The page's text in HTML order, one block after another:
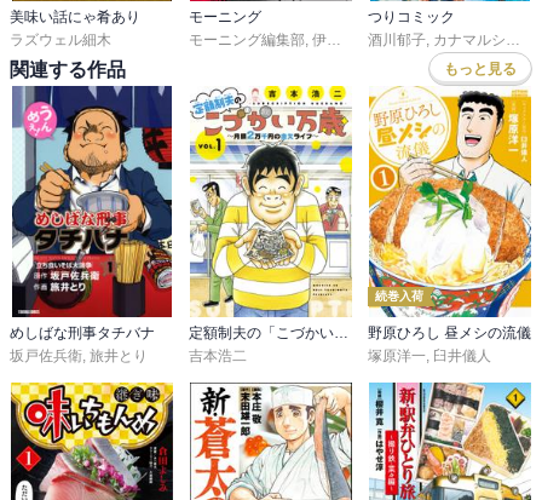
美味い話にゃ肴あり
ラズウェル細木
モーニング
モーニング編集部, 伊咲智太 ,オオイシヒロト,森高夕
つりコミック
酒川郁子, カナマルショウジ
関連する作品 もっと見る
めしばな刑事タチバナ
坂戸佐兵衛 旅井とり
吉本浩二
続巻入荷
野原ひろし 昼メシの流儀
塚原洋一 臼井儀人